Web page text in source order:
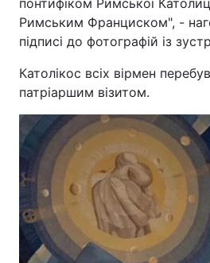
понтифіком Римської
Римським Франциском", -
підписі до фотографій із
Католікос всіх вірмен
патріаршим візитом.